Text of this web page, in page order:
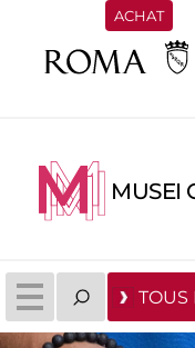
ACHAT
MUSEI
TOUS